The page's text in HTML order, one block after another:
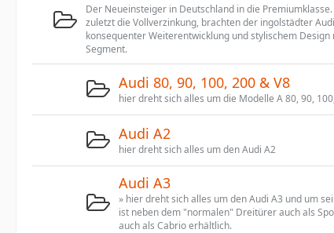
Der Neueinsteiger in Deutschland in die
zuletzt die Vollverzinkung, brachten der ingolstädter
konsequenter Weiterentwicklung und stylischem
Segment.
Audi 80, 90, 100, 200 & V8
hier dreht sich alles um die Modelle A 80, 90,
Audi A2
hier dreht sich alles um den Audi A2
Audi A3
» hier dreht sich alles um den Audi A3 und um
ist neben dem "normalen" Dreitürer auch als
auch als Cabrio erhältlich.